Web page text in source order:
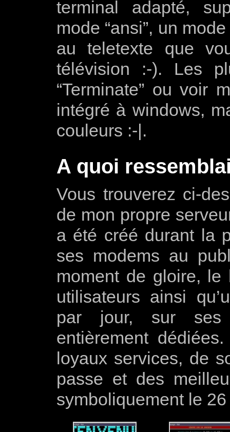
terminal adapté,
mode “ansi”, un
au teletexte que
télévision :-). Les
“Terminate” ou voir
intégré à windows,
couleurs :-|.
A quoi
Vous trouverez ci-
de mon propre
a été créé durant la
ses modems au
moment de gloire,
utilisateurs ainsi
par jour, sur ses
entièrement
loyaux services, de
passe et des
symboliquement le